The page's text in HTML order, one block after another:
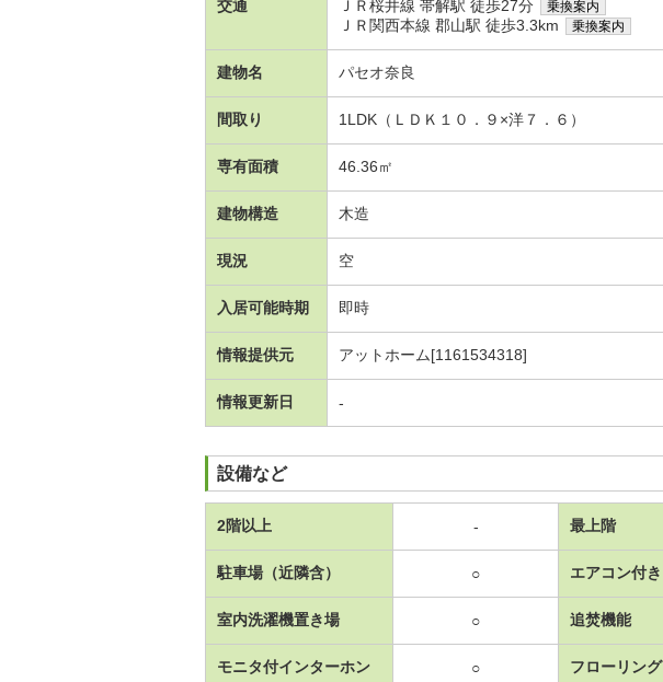
交通 ＪＲ桜井線 帯解駅 徒歩27分 乗換案内
ＪＲ関西本線 郡山駅 徒歩3.3km 乗換案内
建物名 パセオ奈良
間取り 1LDK（ＬＤＫ１０．９×洋７．６）
専有面積 46.36㎡
建物構造 木造
現況 空
入居可能時期 即時
情報提供元 アットホーム[1161534318]
情報更新日 -
設備など
2階以上 - 最上階
駐車場（近隣含） ○ エアコン付き
室内洗濯機置き場 ○ 追焚機能
モニタ付インターホン ○ フローリング